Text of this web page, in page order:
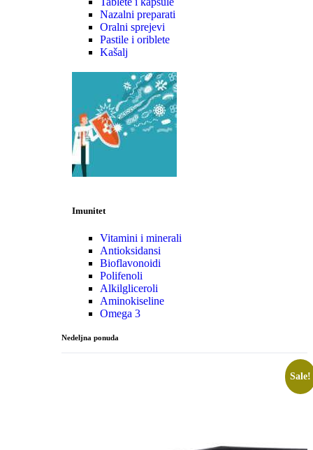
Nazalni preparati
Oralni sprejevi
Pastile i oriblete
Kašalj
Imunitet
Vitamini i minerali
Antioksidansi
Bioflavonoidi
Polifenoli
Alkilgliceroli
Aminokiseline
Omega 3
Nedeljna ponuda
Sale!